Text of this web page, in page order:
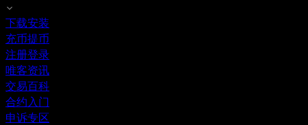
下载安装
充币提币
注册登录
唯客资讯
交易百科
合约入门
申诉专区